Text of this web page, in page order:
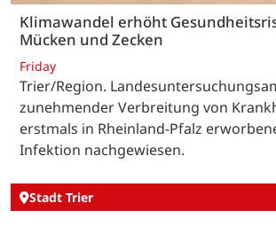
Klimawandel erhöht
Mücken und Zecken
Friday
Trier/Region.
zunehmender Verbreitung von
erstmals in Rheinland-Pfalz
Infektion nachgewiesen.
Stadt Trier